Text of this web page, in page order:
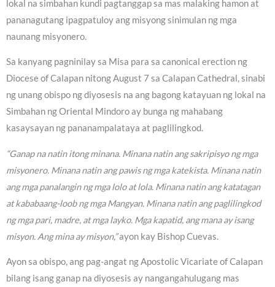
lokal na simbahan kundi pagtanggap sa mas malaking hamon at
pananagutang ipagpatuloy ang misyong sinimulan ng mga
naunang misyonero.
Sa kanyang pagninilay sa Misa para sa canonical erection ng
Diocese of Calapan nitong August 7 sa Calapan Cathedral, sinabi
ng unang obispo ng diyosesis na ang bagong katayuan ng lokal na
Simbahan ng Oriental Mindoro ay bunga ng mahabang
kasaysayan ng pananampalataya at paglilingkod.
“Ganap na natin itong minana. Minana natin ang sakripisyo ng mga
misyonero. Minana natin ang pawis ng mga katekista. Minana natin
ang mga panalangin ng mga lolo at lola. Minana natin ang katatagan
at kababaang-loob ng mga Mangyan. Minana natin ang paglilingkod
ng mga pari, madre, at mga layko. Mga kapatid, ang mana ay isang
misyon. Ang mina ay misyon,”ayon kay Bishop Cuevas.
Ayon sa obispo, ang pag-angat ng Apostolic Vicariate of Calapan
bilang isang ganap na diyosesis ay nangangahulugang mas